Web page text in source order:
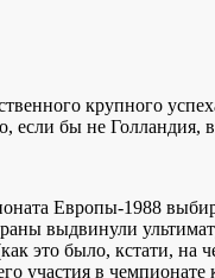
крупного
если бы не Голландия,
Европы-1988
выдвинули
это было, кстати, на
участия в